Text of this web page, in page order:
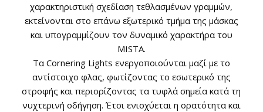
χαρακτηριστική σχεδίαση τεθλασμένων γραμμών,
εκτείνονται στο επάνω εξωτερικό τμήμα της μάσκας
και υπογραμμίζουν τον δυναμικό χαρακτήρα του
MISTA.
Τα Cornering Lights ενεργοποιούνται μαζί με το
αντίστοιχο φλας, φωτίζοντας το εσωτερικό της
στροφής και περιορίζοντας τα τυφλά σημεία κατά τη
νυχτερινή οδήγηση. Έτσι ενισχύεται η ορατότητα και